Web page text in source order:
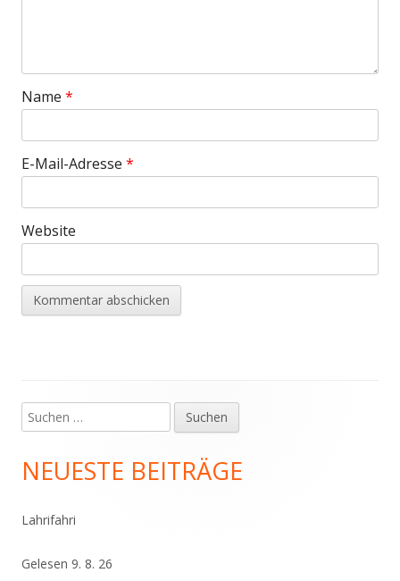
Name *
E-Mail-Adresse *
Website
Haupt-
Seitenleiste
Suchen
nach:
NEUESTE BEITRÄGE
Lahrifahri
Gelesen 9. 8. 26